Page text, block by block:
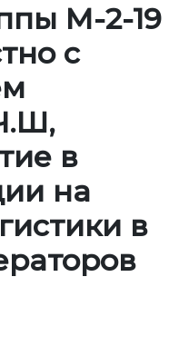
М-2-19
с
в
на
в